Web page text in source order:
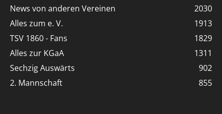
News von anderen Vereinen
2030
Alles zum e. V.
1913
TSV 1860 - Fans
1829
Alles zur KGaA
1311
Sechzig Auswärts
902
2. Mannschaft
855